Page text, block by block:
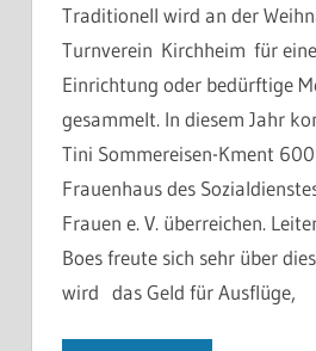
Traditionell wird an der
Turnverein Kirchheim für
Einrichtung oder bedürftige
gesammelt. In diesem Jahr
Tini Sommereisen-Kment
Frauenhaus des
Frauen e. V. überreichen.
Boes freute sich sehr über
wird das Geld für Ausflüge,